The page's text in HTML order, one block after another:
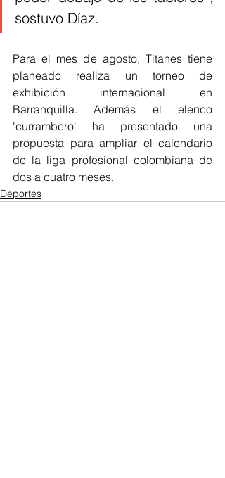
sostuvo Díaz.
Para el mes de agosto, Titanes tiene
planeado realiza un torneo de
exhibición internacional en
Barranquilla. Además el elenco
'currambero' ha presentado una
propuesta para ampliar el calendario
de la liga profesional colombiana de
dos a cuatro meses.
Deportes